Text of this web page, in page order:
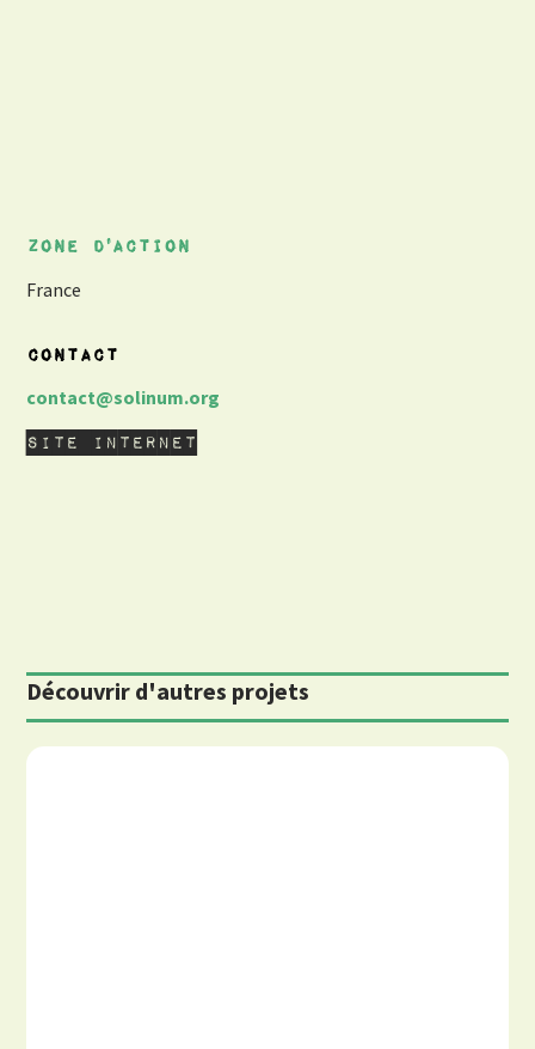
Zone d'action
France
contact
contact@solinum.org
Site internet
Découvrir d'autres projets